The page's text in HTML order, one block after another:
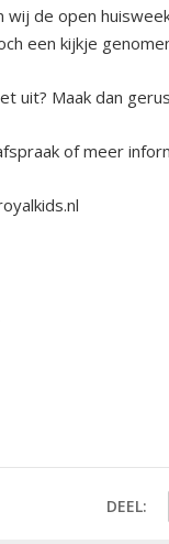
de open
een kijkje
uit? Maak dan
of meer
DEEL: